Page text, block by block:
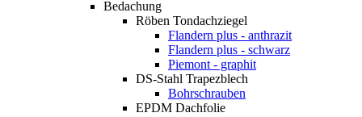
Bedachung
Röben Tondachziegel
Flandern plus - anthrazit
Flandern plus - schwarz
Piemont - graphit
DS-Stahl Trapezblech
Bohrschrauben
EPDM Dachfolie